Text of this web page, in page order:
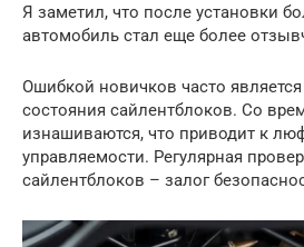
Я заметил, что после установки
автомобиль стал еще более
Ошибкой новичков часто
состояния сайлентблоков. Со
изнашиваются, что приводит к
управляемости. Регулярная
сайлентблоков – залог